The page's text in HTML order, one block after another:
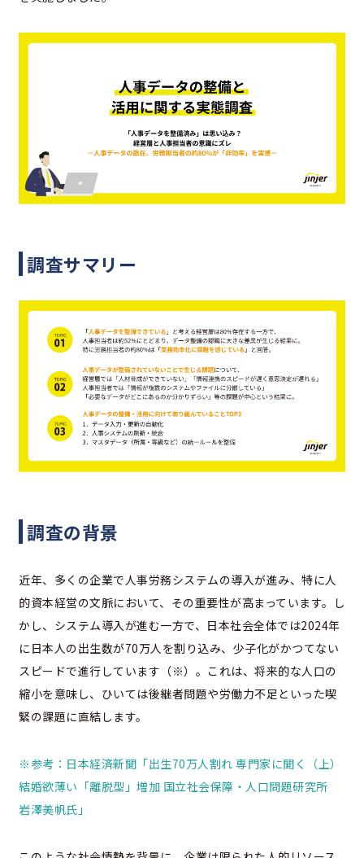
調査サマリー
調査の背景
近年、多くの企業で人事労務システムの導入が進み、特に人
的資本経営の文脈において、その重要性が高まっています。し
かし、システム導入が進む一方で、日本社会全体では2024年
に日本人の出生数が70万人を割り込み、少子化がかつてない
スピードで進行しています（※）。これは、将来的な人口の
縮小を意味し、ひいては後継者問題や労働力不足といった喫
緊の課題に直結します。
※参考：日本経済新聞「出生70万人割れ 専門家に聞く（上）
結婚欲薄い「離脱型」増加 国立社会保障・人口問題研究所
岩澤美帆氏」